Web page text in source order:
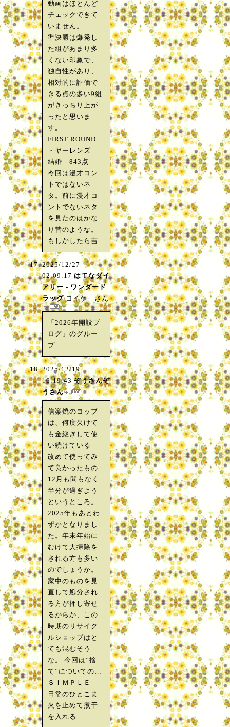
動画はほとんど
チェックできて
いません。
準決勝は爆発し
た組があまり多
くない印象で、
独自性があり、
相対的に評価で
きる点の多い9組
がきっちり上が
ったと思いま
す。
FIRST ROUND
・ヤーレンズ
結婚 843点
今回は漫才コン
トではないネ
タ。前に漫才コ
ントでないネタ
を見たのはかな
り昔のような。
もしかしたら吉
2025/12/27
02:09:17 はてなダイ
アリー - ワンダード
ラッグ コイケ さん
「2026年開設ブ
ログ」のグルー
プ
2025/12/19
16:19:43 ぞうさんぞ
うさん
信楽焼のコップ
は、何度欠けて
も金継ぎして使
い続けている
改めて使ってみ
て良かったもの
12月も間もなく
半分が過ぎよう
というところ。
2025年もあとわ
ずかとなりまし
た。年末年始に
むけて大掃除を
される方も多い
のでしょうか。
家中のものを見
直して処分され
る方が押し寄せ
るからか、この
時期のリサイク
ルショップはと
ても混むそう
な。 今回は”捨
て”についての…
ＳＩＭＰＬＥ
日常のひとこま
火を止めて煮干
を入れる